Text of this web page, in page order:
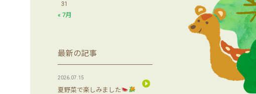
« 7月
31
最新の記事
夏野菜で楽しみました
2026.07.15